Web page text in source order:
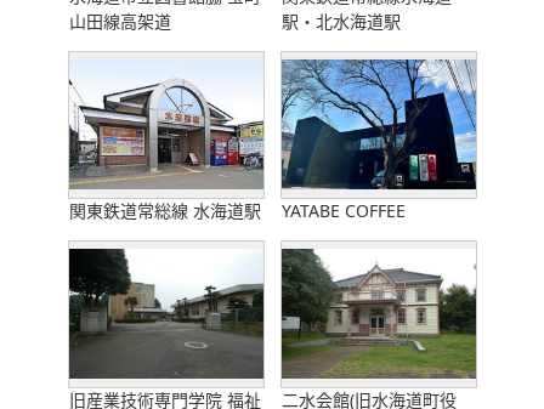
山田線高架道
駅・北水海道駅
関東鉄道常総線 水海道駅 YATABE COFFEE
旧産業技術専門学院 福祉 二水会館(旧水海道町役